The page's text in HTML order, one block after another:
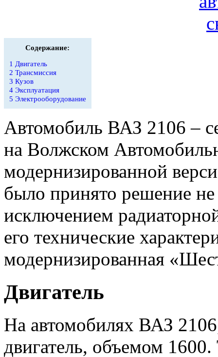
Содержание:
1 Двигатель
2 Трансмиссия
3 Кузов
4 Эксплуатация
5 Электрооборудование
Автомобиль ВАЗ 2106 –
на Волжском
модернизированной
было принято решение не
исключением
его технические
модернизированная
Двигатель
На автомобилях ВАЗ
двигатель, объемом